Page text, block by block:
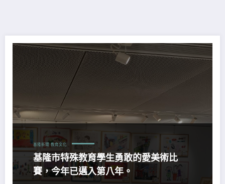
基隆市特殊教育學生勇敢的愛美術比賽，今年已邁入第八年。
基隆新聞 教育文化
基隆市特殊教育學生勇敢的愛美術比
賽，今年已邁入第八年。